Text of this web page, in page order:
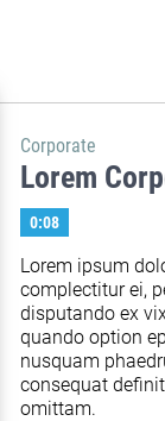
Corporate
Lorem
0:08
Lorem ipsum
complectitur ei,
disputando ex
quando option
nusquam
consequat
omittam.